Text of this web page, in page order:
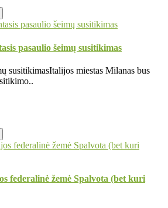
pasaulio šeimų susitikimas
susitikimasItalijos miestas Milanas bus
federalinė žemė Spalvota (bet kuri